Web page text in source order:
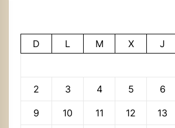
D L M X J
2 3 4 5 6
9 10 11 12 13